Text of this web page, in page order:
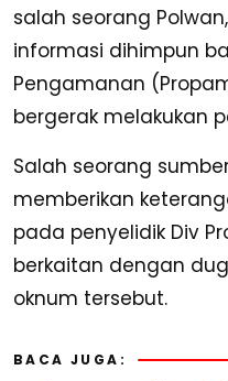
salah seorang
informasi dihimpun
Pengamanan
bergerak melakukan
Salah seorang
memberikan
pada penyelidik Div
berkaitan dengan
oknum tersebut.
BACA JUGA: